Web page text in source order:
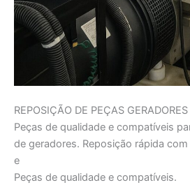
REPOSIÇÃO DE PEÇAS GERADORES
Peças de qualidade e compatíveis
de geradores. Reposição rápida
e
Peças de qualidade e compatíveis.